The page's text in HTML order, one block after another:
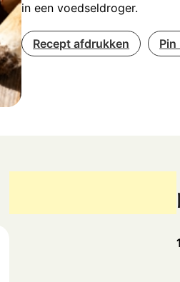
in een voedseldroger.
Recept afdrukken